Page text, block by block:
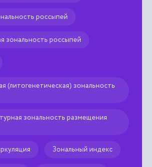
россыпей
зональность россыпей
(литогенетическая) зональность
зональность размещения
Зональный индекс